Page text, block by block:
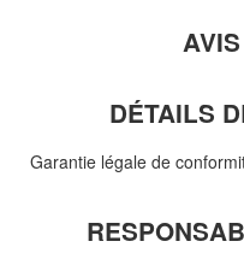
DÉTAILS
Garantie légale de